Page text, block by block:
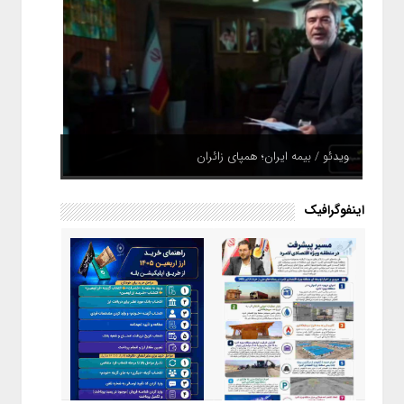
ویدئو / بیمه ایران؛ همپای زائران
اینفوگرافیک